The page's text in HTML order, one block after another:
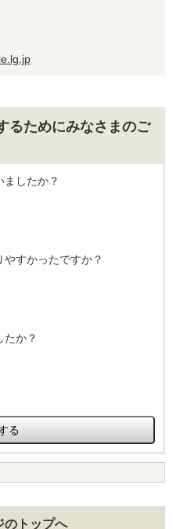
るためにみなさまのご
ましたか？
すかったですか？
たか？
のトップへ